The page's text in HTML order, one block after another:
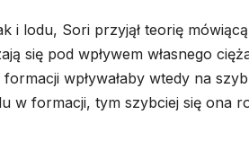
i lodu, Sori przyjął teorię
się pod wpływem własnego
wpływałaby wtedy na
w formacji, tym szybciej się ona